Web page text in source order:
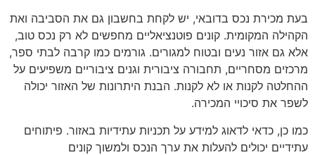
בעת מכירת נכס בדובאי, יש לקחת בחשבון גם את הסביבה ואת
הקהילה המקומית. קונים פוטנציאליים מחפשים לא רק נכס טוב,
אלא גם אזור נעים ובטוח למגורים. גורמים כמו קרבה לבתי ספר,
מרכזים מסחריים, תחבורה ציבורית וגנים ציבוריים משפיעים על
ההחלטה לקנות או לא לקנות. הבנת היתרונות של האזור יכולה
לשפר את סיכויי המכירה.
כמו כן, כדאי לדאוג למידע על תכניות עתידיות באזור. פיתוחים
עתידיים יכולים להעלות את ערך הנכס ולמשוך קונים